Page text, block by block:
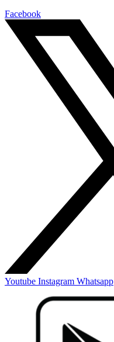
Facebook
Youtube Instagram Whatsapp